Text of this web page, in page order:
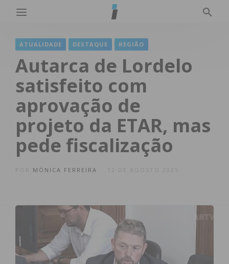
ATUALIDADE DESTAQUE REGIÃO
Autarca de Lordelo
satisfeito com
aprovação de
projeto da ETAR, mas
pede fiscalização
MÓNICA FERREIRA 12 DE AGOSTO 2025